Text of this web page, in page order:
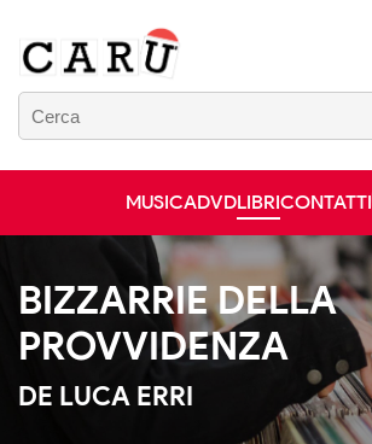
MUSICADVDLIBRICONTATTI
BIZZARRIE DELLA
PROVVIDENZA
DE LUCA ERRI